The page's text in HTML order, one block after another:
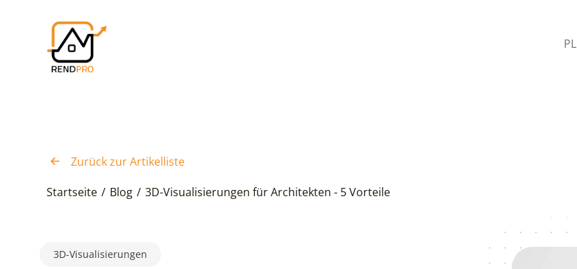
PL
Zurück zur Artikelliste
Startseite / Blog / 3D-Visualisierungen für Architekten - 5 Vorteile
3D-Visualisierungen